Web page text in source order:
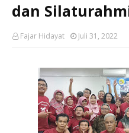
dan
Fajar Hidayat Juli 31, 2022